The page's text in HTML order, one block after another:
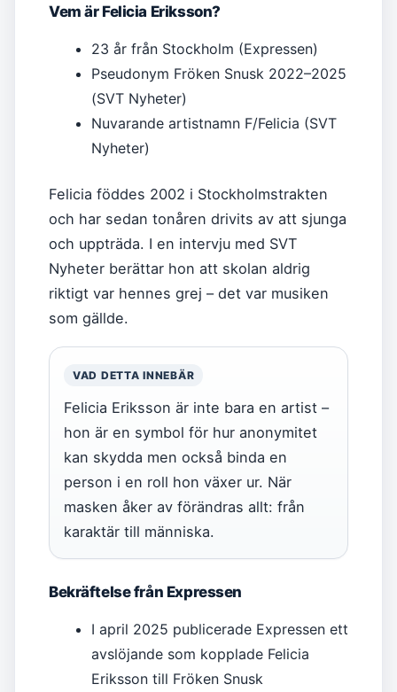
Vem är Felicia Eriksson?
23 år från Stockholm (Expressen)
Pseudonym Fröken Snusk 2022–2025
(SVT Nyheter)
Nuvarande artistnamn F/Felicia (SVT
Nyheter)
Felicia föddes 2002 i Stockholmstrakten
och har sedan tonåren drivits av att sjunga
och uppträda. I en intervju med SVT
Nyheter berättar hon att skolan aldrig
riktigt var hennes grej – det var musiken
som gällde.
VAD DETTA INNEBÄR
Felicia Eriksson är inte bara en artist –
hon är en symbol för hur anonymitet
kan skydda men också binda en
person i en roll hon växer ur. När
masken åker av förändras allt: från
karaktär till människa.
Bekräftelse från Expressen
I april 2025 publicerade Expressen ett
avslöjande som kopplade Felicia
Eriksson till Fröken Snusk